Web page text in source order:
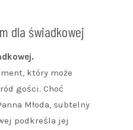
dla świadkowej
który może
gości. Choć
Młoda, subtelny
podkreśla jej